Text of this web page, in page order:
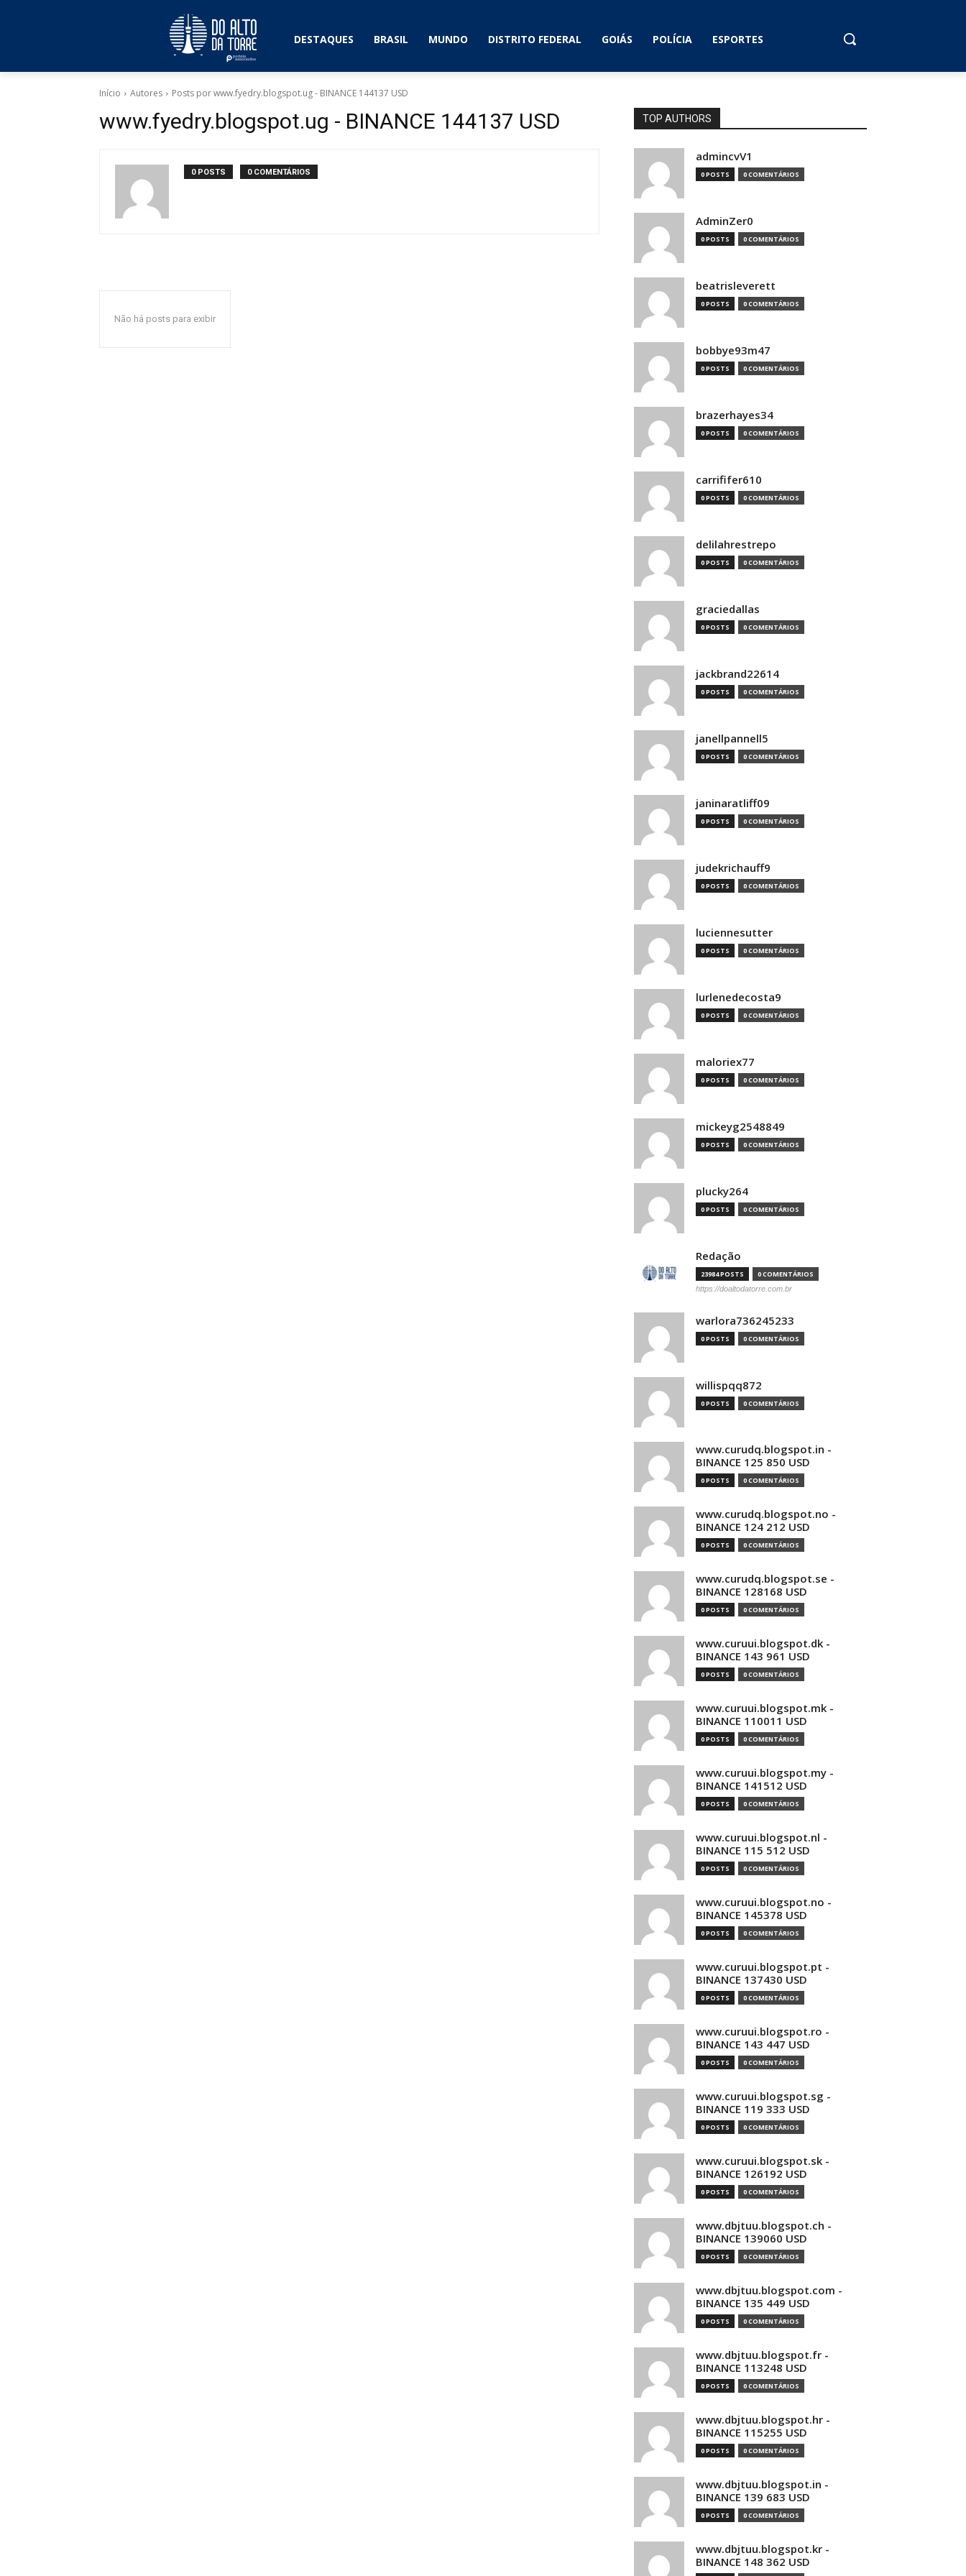
DESTAQUES BRASIL MUNDO DISTRITO FEDERAL GOIÁS POLÍCIA ESPORTES
Início Autores Posts por www.fyedry.blogspot.ug - BINANCE 144137 USD
www.fyedry.blogspot.ug - BINANCE 144137 USD
0 POSTS 0 COMENTÁRIOS
Não há posts para exibir
TOP AUTHORS
admincvV1
0 POSTS 0 COMENTÁRIOS
AdminZer0
0 POSTS 0 COMENTÁRIOS
beatrisleverett
0 POSTS 0 COMENTÁRIOS
bobbye93m47
0 POSTS 0 COMENTÁRIOS
brazerhayes34
0 POSTS 0 COMENTÁRIOS
carrififer610
0 POSTS 0 COMENTÁRIOS
delilahrestrepo
0 POSTS 0 COMENTÁRIOS
graciedallas
0 POSTS 0 COMENTÁRIOS
jackbrand22614
0 POSTS 0 COMENTÁRIOS
janellpannell5
0 POSTS 0 COMENTÁRIOS
janinaratliff09
0 POSTS 0 COMENTÁRIOS
judekrichauff9
0 POSTS 0 COMENTÁRIOS
luciennesutter
0 POSTS 0 COMENTÁRIOS
lurlenedecosta9
0 POSTS 0 COMENTÁRIOS
maloriex77
0 POSTS 0 COMENTÁRIOS
mickeyg2548849
0 POSTS 0 COMENTÁRIOS
plucky264
0 POSTS 0 COMENTÁRIOS
Redação
23984 POSTS 0 COMENTÁRIOS
https://doaltodatorre.com.br
warlora736245233
0 POSTS 0 COMENTÁRIOS
willispqq872
0 POSTS 0 COMENTÁRIOS
www.curudq.blogspot.in -
BINANCE 125 850 USD
0 POSTS 0 COMENTÁRIOS
www.curudq.blogspot.no -
BINANCE 124 212 USD
0 POSTS 0 COMENTÁRIOS
www.curudq.blogspot.se -
BINANCE 128168 USD
0 POSTS 0 COMENTÁRIOS
www.curuui.blogspot.dk -
BINANCE 143 961 USD
0 POSTS 0 COMENTÁRIOS
www.curuui.blogspot.mk -
BINANCE 110011 USD
0 POSTS 0 COMENTÁRIOS
www.curuui.blogspot.my -
BINANCE 141512 USD
0 POSTS 0 COMENTÁRIOS
www.curuui.blogspot.nl -
BINANCE 115 512 USD
0 POSTS 0 COMENTÁRIOS
www.curuui.blogspot.no -
BINANCE 145378 USD
0 POSTS 0 COMENTÁRIOS
www.curuui.blogspot.pt -
BINANCE 137430 USD
0 POSTS 0 COMENTÁRIOS
www.curuui.blogspot.ro -
BINANCE 143 447 USD
0 POSTS 0 COMENTÁRIOS
www.curuui.blogspot.sg -
BINANCE 119 333 USD
0 POSTS 0 COMENTÁRIOS
www.curuui.blogspot.sk -
BINANCE 126192 USD
0 POSTS 0 COMENTÁRIOS
www.dbjtuu.blogspot.ch -
BINANCE 139060 USD
0 POSTS 0 COMENTÁRIOS
www.dbjtuu.blogspot.com -
BINANCE 135 449 USD
0 POSTS 0 COMENTÁRIOS
www.dbjtuu.blogspot.fr -
BINANCE 113248 USD
0 POSTS 0 COMENTÁRIOS
www.dbjtuu.blogspot.hr -
BINANCE 115255 USD
0 POSTS 0 COMENTÁRIOS
www.dbjtuu.blogspot.in -
BINANCE 139 683 USD
0 POSTS 0 COMENTÁRIOS
www.dbjtuu.blogspot.kr -
BINANCE 148 362 USD